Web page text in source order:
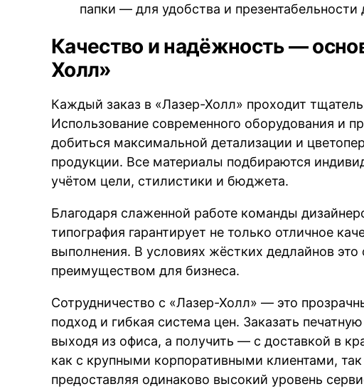
папки — для удобства и презентабельности
Качество и надёжность —
Холл»
Каждый заказ в «Лазер-Холл» проходит
Использование современного оборудования и
добиться максимальной детализации и
продукции. Все материалы подбираются
учётом цели, стилистики и бюджета.
Благодаря слаженной работе команды
типография гарантирует не только отличное
выполнения. В условиях жёстких дедлайнов
преимуществом для бизнеса.
Сотрудничество с «Лазер-Холл» — это
подход и гибкая система цен. Заказать
выходя из офиса, а получить — с доставкой в
как с крупными корпоративными клиентами,
предоставляя одинаково высокий уровень